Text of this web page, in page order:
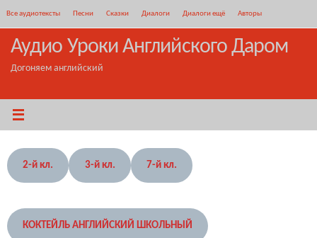
содержимому
Все аудиотексты Песни Сказки Диалоги Диалоги ещё Авторы
Аудио Уроки Английского Даром
Догоняем английский
2-й кл. 3-й кл. 7-й кл.
КОКТЕЙЛЬ АНГЛИЙСКИЙ ШКОЛЬНЫЙ